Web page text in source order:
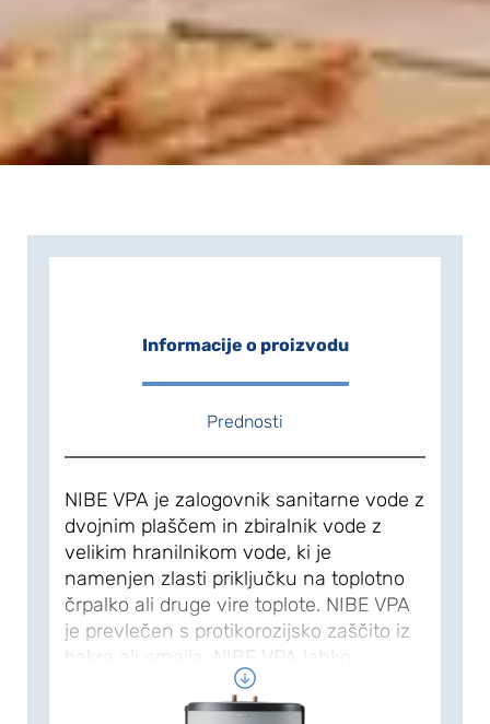
Informacije o proizvodu
Prednosti
NIBE VPA je zalogovnik sanitarne vode z
dvojnim plaščem in zbiralnik vode z
velikim hranilnikom vode, ki je
namenjen zlasti priključku na toplotno
črpalko ali druge vire toplote. NIBE VPA
je prevlečen s protikorozijsko zaščito iz
bakra ali emajla. NIBE VPA lahko
shranjuje vodo s temperaturo do 90 °C
in je opremljen s potopnim grelnikom ter